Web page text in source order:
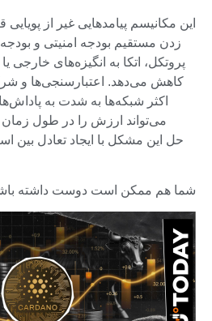
این مکانیسم پیامدهایی غیر از
زدن مستقیم بودجه امنیتی و
پروتکل، اتکا به انگیزه‌های خارجی
کاهش می‌دهد. اعتبارسنجی‌ها و
اکثر شبکه‌ها به شدت به
می‌تواند ارزش را در طول
شما هم ممکن است دوست داشته